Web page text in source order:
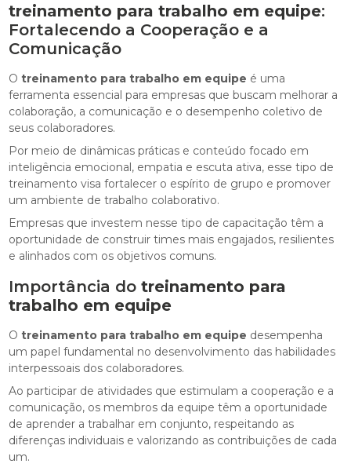
treinamento para trabalho em equipe:
Fortalecendo a Cooperação e a
Comunicação
Otreinamento para trabalho em equipe é uma
ferramenta essencial para empresas que buscam melhorar a
colaboração, a comunicação e o desempenho coletivo de
seus colaboradores.
Por meio de dinâmicas práticas e conteúdo focado em
inteligência emocional, empatia e escuta ativa, esse tipo de
treinamento visa fortalecer o espírito de grupo e promover
um ambiente de trabalho colaborativo.
Empresas que investem nesse tipo de capacitação têm a
oportunidade de construir times mais engajados, resilientes
e alinhados com os objetivos comuns.
Importância dotreinamento para
trabalho em equipe
Otreinamento para trabalho em equipe desempenha
um papel fundamental no desenvolvimento das habilidades
interpessoais dos colaboradores.
Ao participar de atividades que estimulam a cooperação e a
comunicação, os membros da equipe têm a oportunidade
de aprender a trabalhar em conjunto, respeitando as
diferenças individuais e valorizando as contribuições de cada
um.